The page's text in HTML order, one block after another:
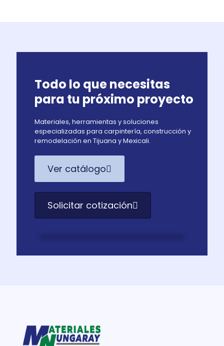
Todo lo que necesitas
para tu próximo proyecto
Materiales, herramientas y soluciones
especializadas para carpintería, construcción y
remodelación en Tijuana y Mexicali.
Ver catálogo
Solicitar cotización